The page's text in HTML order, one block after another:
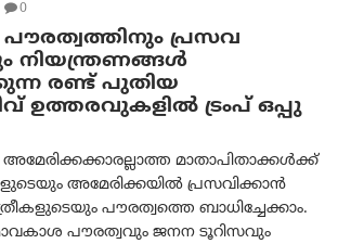
0
പ്രസവ
നിയന്ത്രണങ്ങൾ
രണ്ട് പുതിയ
ഉത്തരവുകളിൽ ട്രംപ് ഒപ്പു
മാതാപിതാക്കൾക്ക്
അമേരിക്കയിൽ പ്രസവിക്കാൻ
പൗരത്വത്തെ ബാധിച്ചേക്കാം.
പൗരത്വവും ജനന ടൂറിസവും